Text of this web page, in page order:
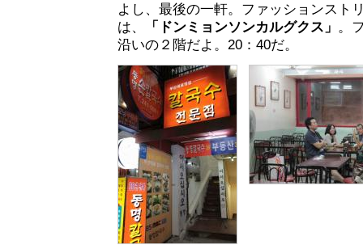
よし、最後の一軒。ファッションスト
は、
「ドンミョンソンカルグクス」 。
沿いの２階だよ。20：40だ。